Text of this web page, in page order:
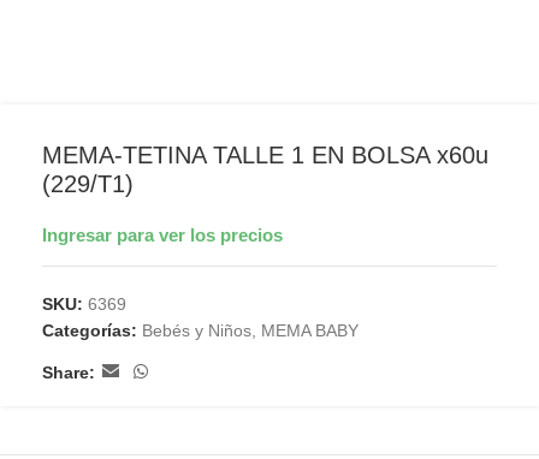
MEMA-TETINA TALLE 1 EN BOLSA x60u
(229/T1)
Ingresar para ver los precios
SKU: 6369
Categorías: Bebés y Niños MEMA BABY
Share: